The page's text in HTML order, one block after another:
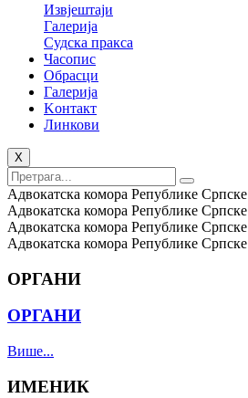
Извјештаји
Галерија
Судска пракса
Часопис
Обрасци
Галерија
Kонтакт
Линкови
X
Адвокатска комора Републике Српске
Адвокатска комора Републике Српске
Адвокатска комора Републике Српске
Адвокатска комора Републике Српске
ОРГАНИ
ОРГАНИ
Више...
ИМЕНИК